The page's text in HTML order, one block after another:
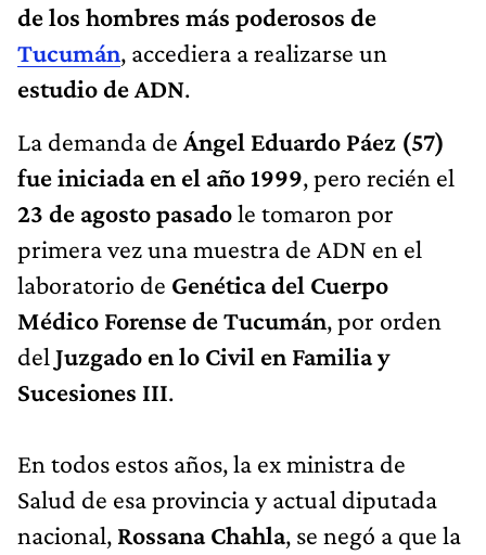
de los hombres más poderosos de
Tucumán, accediera a realizarse un
estudio de ADN.
La demanda de Ángel Eduardo Páez (57)
fue iniciada en el año 1999, pero recién el
23 de agosto pasadole tomaron por
primera vez una muestra de ADN en el
laboratorio de Genética del Cuerpo
Médico Forense de Tucumán, por orden
del Juzgado en lo Civil en Familia y
Sucesiones III.
En todos estos años, la ex ministra de
Salud de esa provincia y actual diputada
nacional, Rossana Chahla, se negó a que la